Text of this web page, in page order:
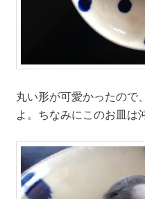
丸い形が可愛かったので
よ。ちなみにこのお皿は